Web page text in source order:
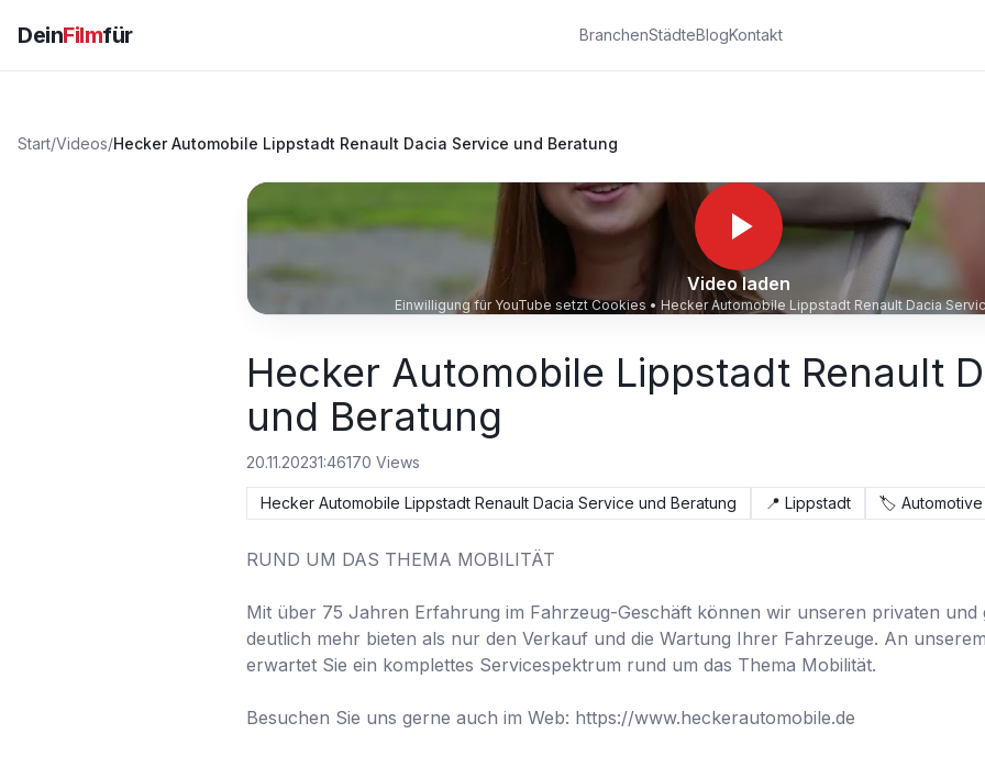
DeinFilmfür BranchenStädteBlogKontakt
Start/Videos/Hecker Automobile Lippstadt Renault Dacia Service und Beratung
Video laden
Einwilligung für YouTube setzt Cookies • Hecker Automobile Lippstadt Renault Dacia
Hecker Automobile Lippstadt Renault
und Beratung
20.11.20231:46170 Views
Hecker Automobile Lippstadt Renault Dacia Service und Beratung 📍 Lippstadt 🏷️ Automotive
RUND UM DAS THEMA MOBILITÄT
Mit über 75 Jahren Erfahrung im Fahrzeug-Geschäft können wir unseren privaten und
deutlich mehr bieten als nur den Verkauf und die Wartung Ihrer Fahrzeuge. An
erwartet Sie ein komplettes Servicespektrum rund um das Thema Mobilität.
Besuchen Sie uns gerne auch im Web: https://www.heckerautomobile.de